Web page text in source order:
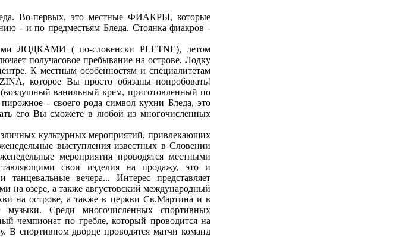
Во-первых, это местные ФИАКРЫ, которые
- и по предместьям Бледа. Стоянка фиакров -
ЛОДКАМИ ( по-словенски PLETNE), летом
получасовое пребывание на острове. Лодку
К местным особенностям и специалитетам
которое Вы просто обязаны попробовать!
(воздушный ванильный крем, приготовленный по
- своего рода символ кухни Бледа, это
его Вы сможете в любой из многочисленных
культурных мероприятий, привлекающих
выступления известных в Словении
мероприятия проводятся местными
свои изделия на продажу, это и
вечера... Интерес представляет
на озере, а также августовский международный
на острове, а также в церкви Св.Мартина и в
музыки. Среди многочисленных спортивных
чемпионат по гребле, который проводится на
В спортивном дворце проводятся матчи команд